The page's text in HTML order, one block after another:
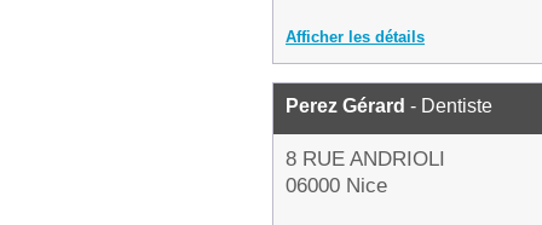
Afficher les détails
Perez Gérard - Dentiste
8 RUE ANDRIOLI
06000 Nice